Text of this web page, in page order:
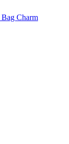
Charm